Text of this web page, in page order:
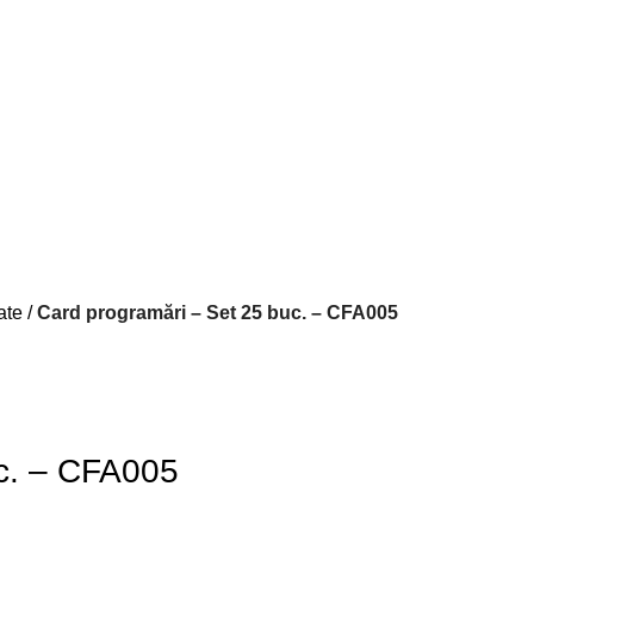
Card programări – Set 25 buc. – CFA005
– CFA005